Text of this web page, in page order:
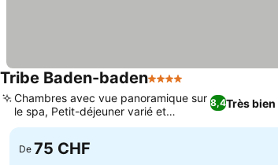
Tribe Baden-baden4 Étoiles
8,4Très bien
Chambres avec vue panoramique sur
le spa, Petit-déjeuner varié et
délicieux
De 75 CHF